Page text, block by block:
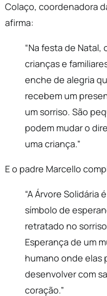
Colaço, coordenadora
afirma:
“Na festa de Natal,
crianças e
enche de alegria
recebem um
um sorriso. São
podem mudar o
uma criança.”
E o padre Marcello
“A Árvore Solidária
símbolo de
retratado no
Esperança de um
humano onde elas
desenvolver com
coração.”